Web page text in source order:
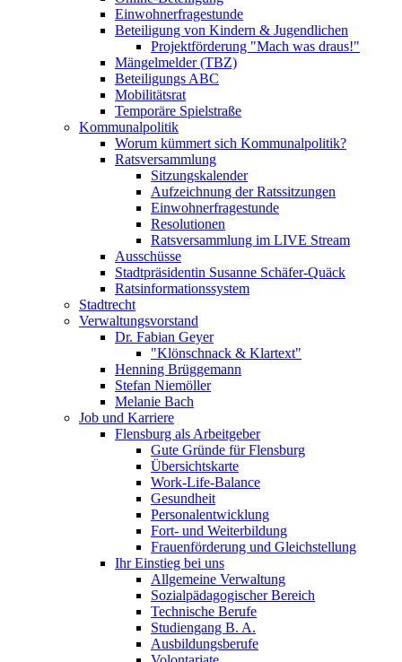
Einwohnerfragestunde
Beteiligung von Kindern & Jugendlichen
Projektförderung "Mach was draus!"
Mängelmelder (TBZ)
Beteiligungs ABC
Mobilitätsrat
Temporäre Spielstraße
Kommunalpolitik
Worum kümmert sich Kommunalpolitik?
Ratsversammlung
Sitzungskalender
Aufzeichnung der Ratssitzungen
Einwohnerfragestunde
Resolutionen
Ratsversammlung im LIVE Stream
Ausschüsse
Stadtpräsidentin Susanne Schäfer-Quäck
Ratsinformationssystem
Stadtrecht
Verwaltungsvorstand
Dr. Fabian Geyer
"Klönschnack & Klartext"
Henning Brüggemann
Stefan Niemöller
Melanie Bach
Job und Karriere
Flensburg als Arbeitgeber
Gute Gründe für Flensburg
Übersichtskarte
Work-Life-Balance
Gesundheit
Personalentwicklung
Fort- und Weiterbildung
Frauenförderung und Gleichstellung
Ihr Einstieg bei uns
Allgemeine Verwaltung
Sozialpädagogischer Bereich
Technische Berufe
Studiengang B. A.
Ausbildungsberufe